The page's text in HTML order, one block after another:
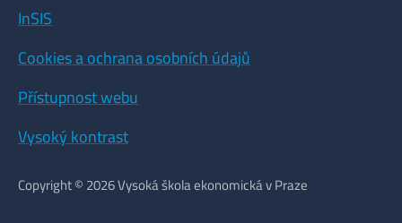
InSIS
Cookies a ochrana osobních údajů
Přístupnost webu
Vysoký kontrast
Copyright © 2026 Vysoká škola ekonomická v Praze